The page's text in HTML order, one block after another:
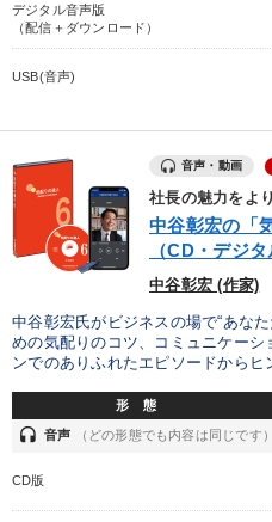
デジタル音声版
（配信＋ダウンロード）
USB(音声)
音声・動画
社長の魅力をよ
中谷彰宏の「
（CD・デジタ
中谷彰宏 (作家)
中谷彰宏氏がビジネスの場で“あな
めの気配りのコツ、コミュニケー
ンでのありふれたエピソードからヒ
形 態
headset 音声 （どの形態でも内容は同じです）
CD版